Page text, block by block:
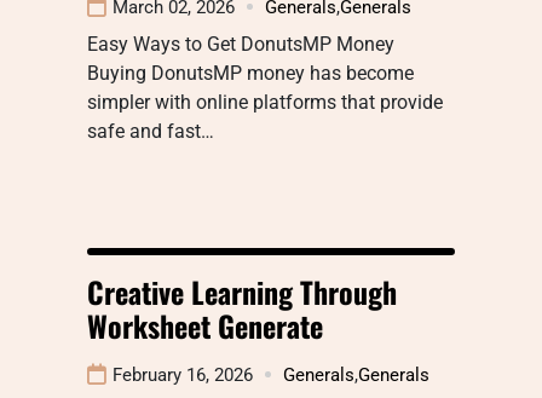
March 02, 2026 Generals,Generals
Easy Ways to Get DonutsMP Money
Buying DonutsMP money has become
simpler with online platforms that provide
safe and fast…
Creative Learning Through
Worksheet Generate
February 16, 2026 Generals,Generals